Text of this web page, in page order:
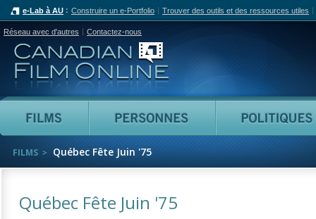
e-Lab à AU Construire un e-Portfolio Trouver des outils et des ressources utiles
Réseau avec d'autres Contactez-nous
Canadian Film Online
Films Personnes
FILMS Québec Fête Juin '75
Québec Fête Juin '75